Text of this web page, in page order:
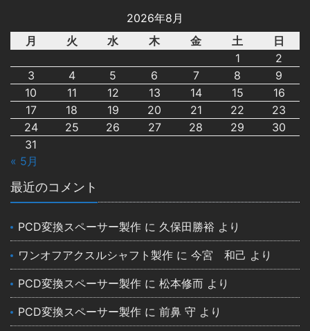
2026年8月
月
火 水 木 金 土
日
1
2
3
4 5 6 7 8
9
10
11 12 13 14 15
16
17
18 19 20 21 22
23
24
25 26 27 28 29
30
31
« 5月
最近のコメント
PCD変換スペーサー製作 に 久保田勝裕 より
ワンオフアクスルシャフト製作 に今宮 和己 より
PCD変換スペーサー製作 に松本修而 より
PCD変換スペーサー製作 に前鼻 守 より